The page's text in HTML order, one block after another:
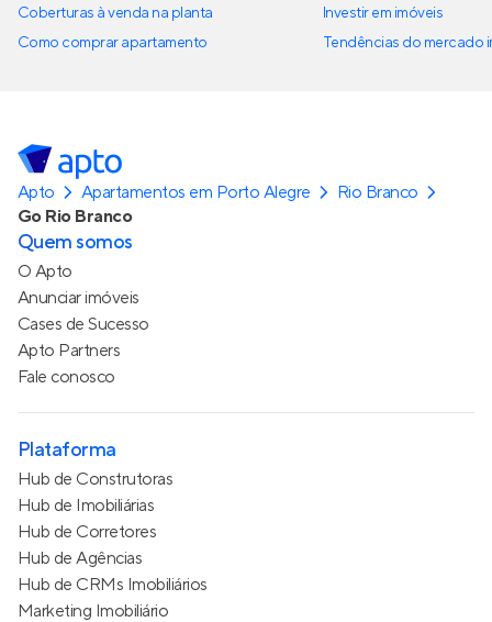
Coberturas à venda na planta
Como comprar apartamento
Investir em imóveis
Tendências do mercado
Apto Apartamentos em Porto Alegre
Rio Branco
Go Rio Branco
Quem somos
O Apto
Anunciar imóveis
Cases de Sucesso
Apto Partners
Fale conosco
Plataforma
Hub de Construtoras
Hub de Imobiliárias
Hub de Corretores
Hub de Agências
Hub de CRMs Imobiliários
Marketing Imobiliário